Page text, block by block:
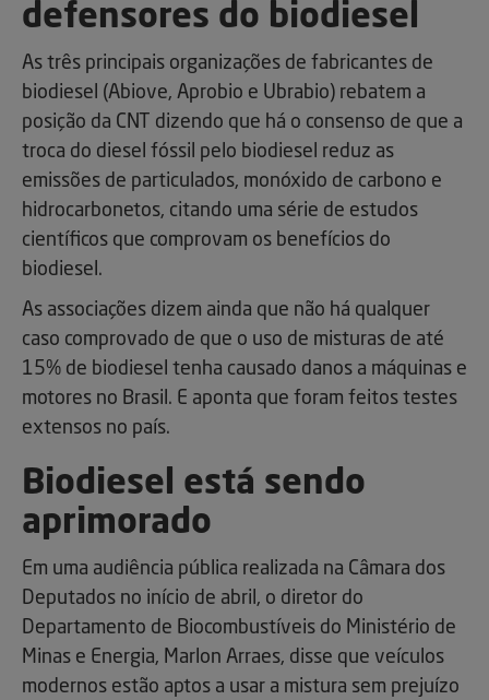
defensores do biodiesel
As três principais organizações de fabricantes de
biodiesel (Abiove, Aprobio e Ubrabio) rebatem a
posição da CNT dizendo que há o consenso de que a
troca do diesel fóssil pelo biodiesel reduz as
emissões de particulados, monóxido de carbono e
hidrocarbonetos, citando uma série de estudos
científicos que comprovam os benefícios do
biodiesel.
As associações dizem ainda que não há qualquer
caso comprovado de que o uso de misturas de até
15% de biodiesel tenha causado danos a máquinas e
motores no Brasil. E aponta que foram feitos testes
extensos no país.
Biodiesel está sendo
aprimorado
Em uma audiência pública realizada na Câmara dos
Deputados no início de abril, o diretor do
Departamento de Biocombustíveis do Ministério de
Minas e Energia, Marlon Arraes, disse que veículos
modernos estão aptos a usar a mistura sem prejuízo